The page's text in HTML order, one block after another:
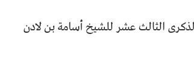
الثالث عشر للشيخ أسامة بن لادن